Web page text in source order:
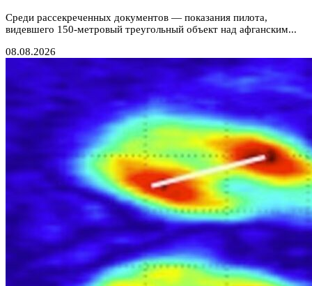
Среди рассекреченных документов — показания пилота,
видевшего 150-метровый треугольный объект над афганским...
08.08.2026